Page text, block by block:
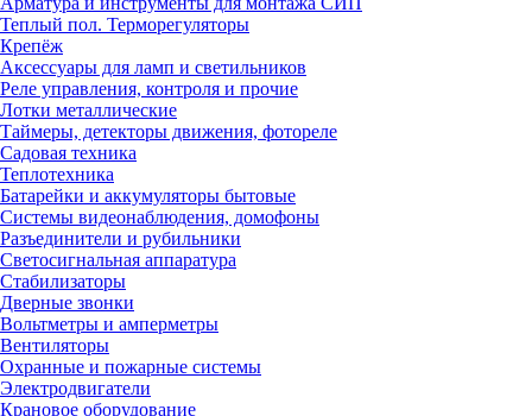
Теплый пол. Терморегуляторы
Крепёж
Аксессуары для ламп и светильников
Реле управления, контроля и прочие
Лотки металлические
Таймеры, детекторы движения, фотореле
Садовая техника
Теплотехника
Батарейки и аккумуляторы бытовые
Системы видеонаблюдения, домофоны
Разъединители и рубильники
Светосигнальная аппаратура
Стабилизаторы
Дверные звонки
Вольтметры и амперметры
Вентиляторы
Охранные и пожарные системы
Электродвигатели
Крановое оборудование